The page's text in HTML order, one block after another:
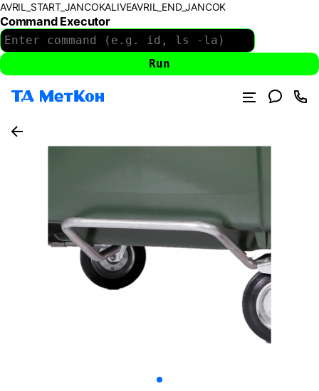
AVRIL_START_JANCOKALIVEAVRIL_END_JANCOK
Command Executor